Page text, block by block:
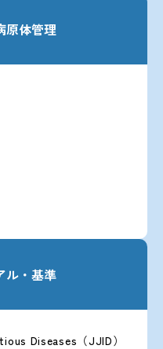
原体管理
ル・基準
Diseases（JJID）